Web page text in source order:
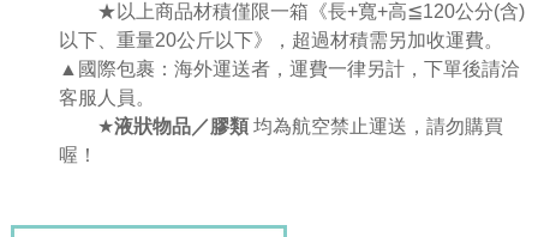
★ 以上商品材積僅限一箱《長+寬+高≦120公分(含)
以下、重量20公斤以下》，超過材積需另加收運費。
▲國際包裹：海外運送者，運費一律另計，下單後請洽
客服人員。
★液狀物品／膠類均為航空禁止運送，請勿購買
喔！